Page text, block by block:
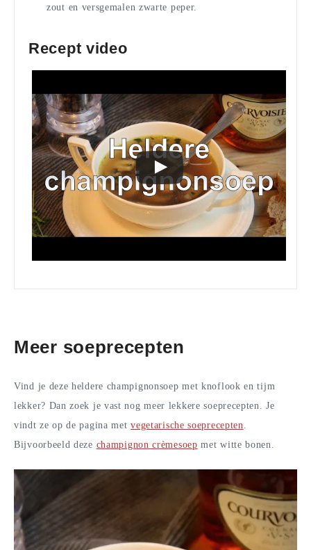
zout en versgemalen zwarte peper.
Recept video
Meer soeprecepten
Vind je deze heldere champignonsoep met knoflook en tijm
lekker? Dan zoek je vast nog meer lekkere soeprecepten. Je
vindt ze op de pagina metvegetarische soeprecepten.
Bijvoorbeeld deze champignon crèmesoep met witte bonen.